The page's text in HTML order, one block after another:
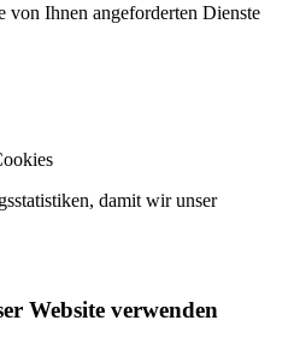
von Ihnen angeforderten Dienste
damit wir unser
Website verwenden